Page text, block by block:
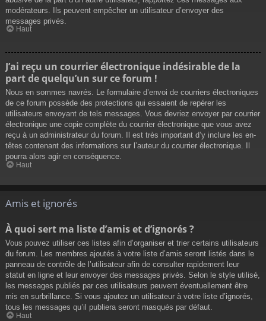
modérateurs. Ils peuvent empêcher un utilisateur d’envoyer des
messages privés.
Haut
J’ai reçu un courrier électronique indésirable de la
part de quelqu’un sur ce forum !
Nous en sommes navrés. Le formulaire d’envoi de courriers électroniques
de ce forum possède des protections qui essaient de repérer les
utilisateurs envoyant de tels messages. Vous devriez envoyer par courrier
électronique une copie complète du courrier électronique que vous avez
reçu à un administrateur du forum. Il est très important d’y inclure les en-
têtes contenant des informations sur l’auteur du courrier électronique. Il
pourra alors agir en conséquence.
Haut
Amis et ignorés
À quoi sert ma liste d’amis et d’ignorés ?
Vous pouvez utiliser ces listes afin d’organiser et trier certains utilisateurs
du forum. Les membres ajoutés à votre liste d’amis seront listés dans le
panneau de contrôle de l’utilisateur afin de consulter rapidement leur
statut en ligne et leur envoyer des messages privés. Selon le style utilisé,
les messages publiés par ces utilisateurs peuvent éventuellement être
mis en surbrillance. Si vous ajoutez un utilisateur à votre liste d’ignorés,
tous les messages qu’il publiera seront masqués par défaut.
Haut